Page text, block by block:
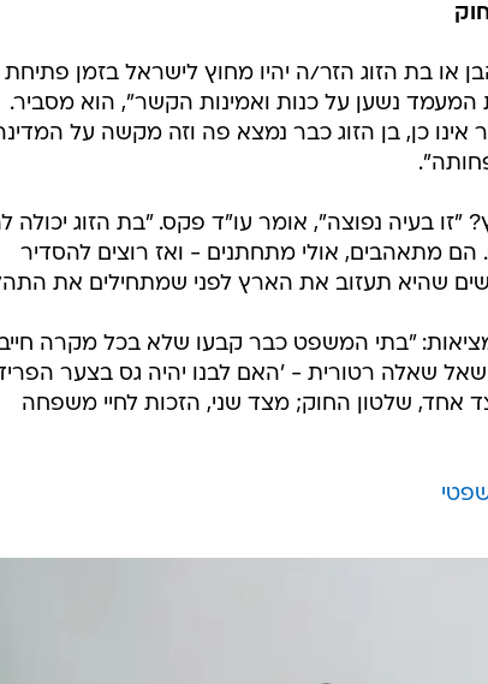
או בת הזוג הזר/ה יהיו מחוץ לישראל בזמן פתיחת
נשען על כנות ואמינות הקשר", הוא מסביר.
כן, בן הזוג כבר נמצא פה וזה מקשה על
"זו בעיה נפוצה", אומר עו"ד פקס. "בת הזוג יכולה
מתאהבים, אולי מתחתנים - ואז רוצים להסדיר
שהיא תעזוב את הארץ לפני שמתחילים את
"בתי המשפט כבר קבעו שלא בכל מקרה
שאלה רטורית - 'האם לבנו יהיה גס בצער
אחד, שלטון החוק; מצד שני, הזכות לחיי משפחה